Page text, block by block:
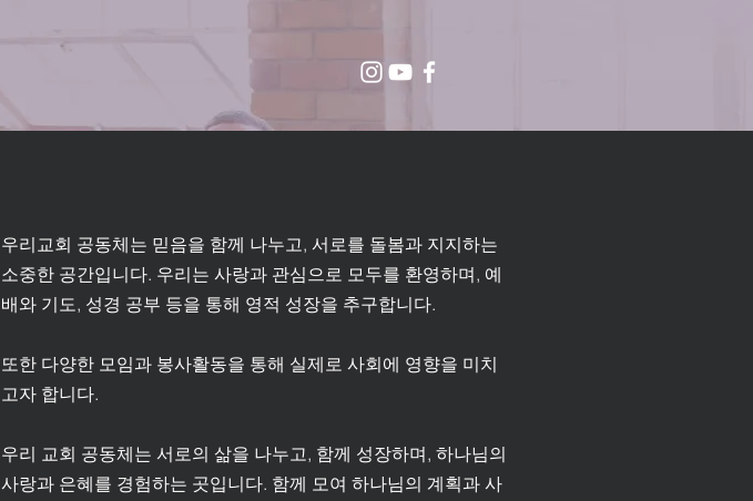
우리교회 공동체는 믿음을 함께 나누고, 서로를 돌봄과 지지하는
소중한 공간입니다. 우리는 사랑과 관심으로 모두를 환영하며, 예
배와 기도, 성경 공부 등을 통해 영적 성장을 추구합니다.
또한 다양한 모임과 봉사활동을 통해 실제로 사회에 영향을 미치
고자 합니다.
우리 교회 공동체는 서로의 삶을 나누고, 함께 성장하며, 하나님의
사랑과 은혜를 경험하는 곳입니다. 함께 모여 하나님의 계획과 사